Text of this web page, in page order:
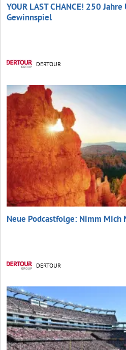
YOUR LAST CHANCE! 250
Gewinnspiel
DERTOUR
Neue Podcastfolge: Nimm Mich
DERTOUR